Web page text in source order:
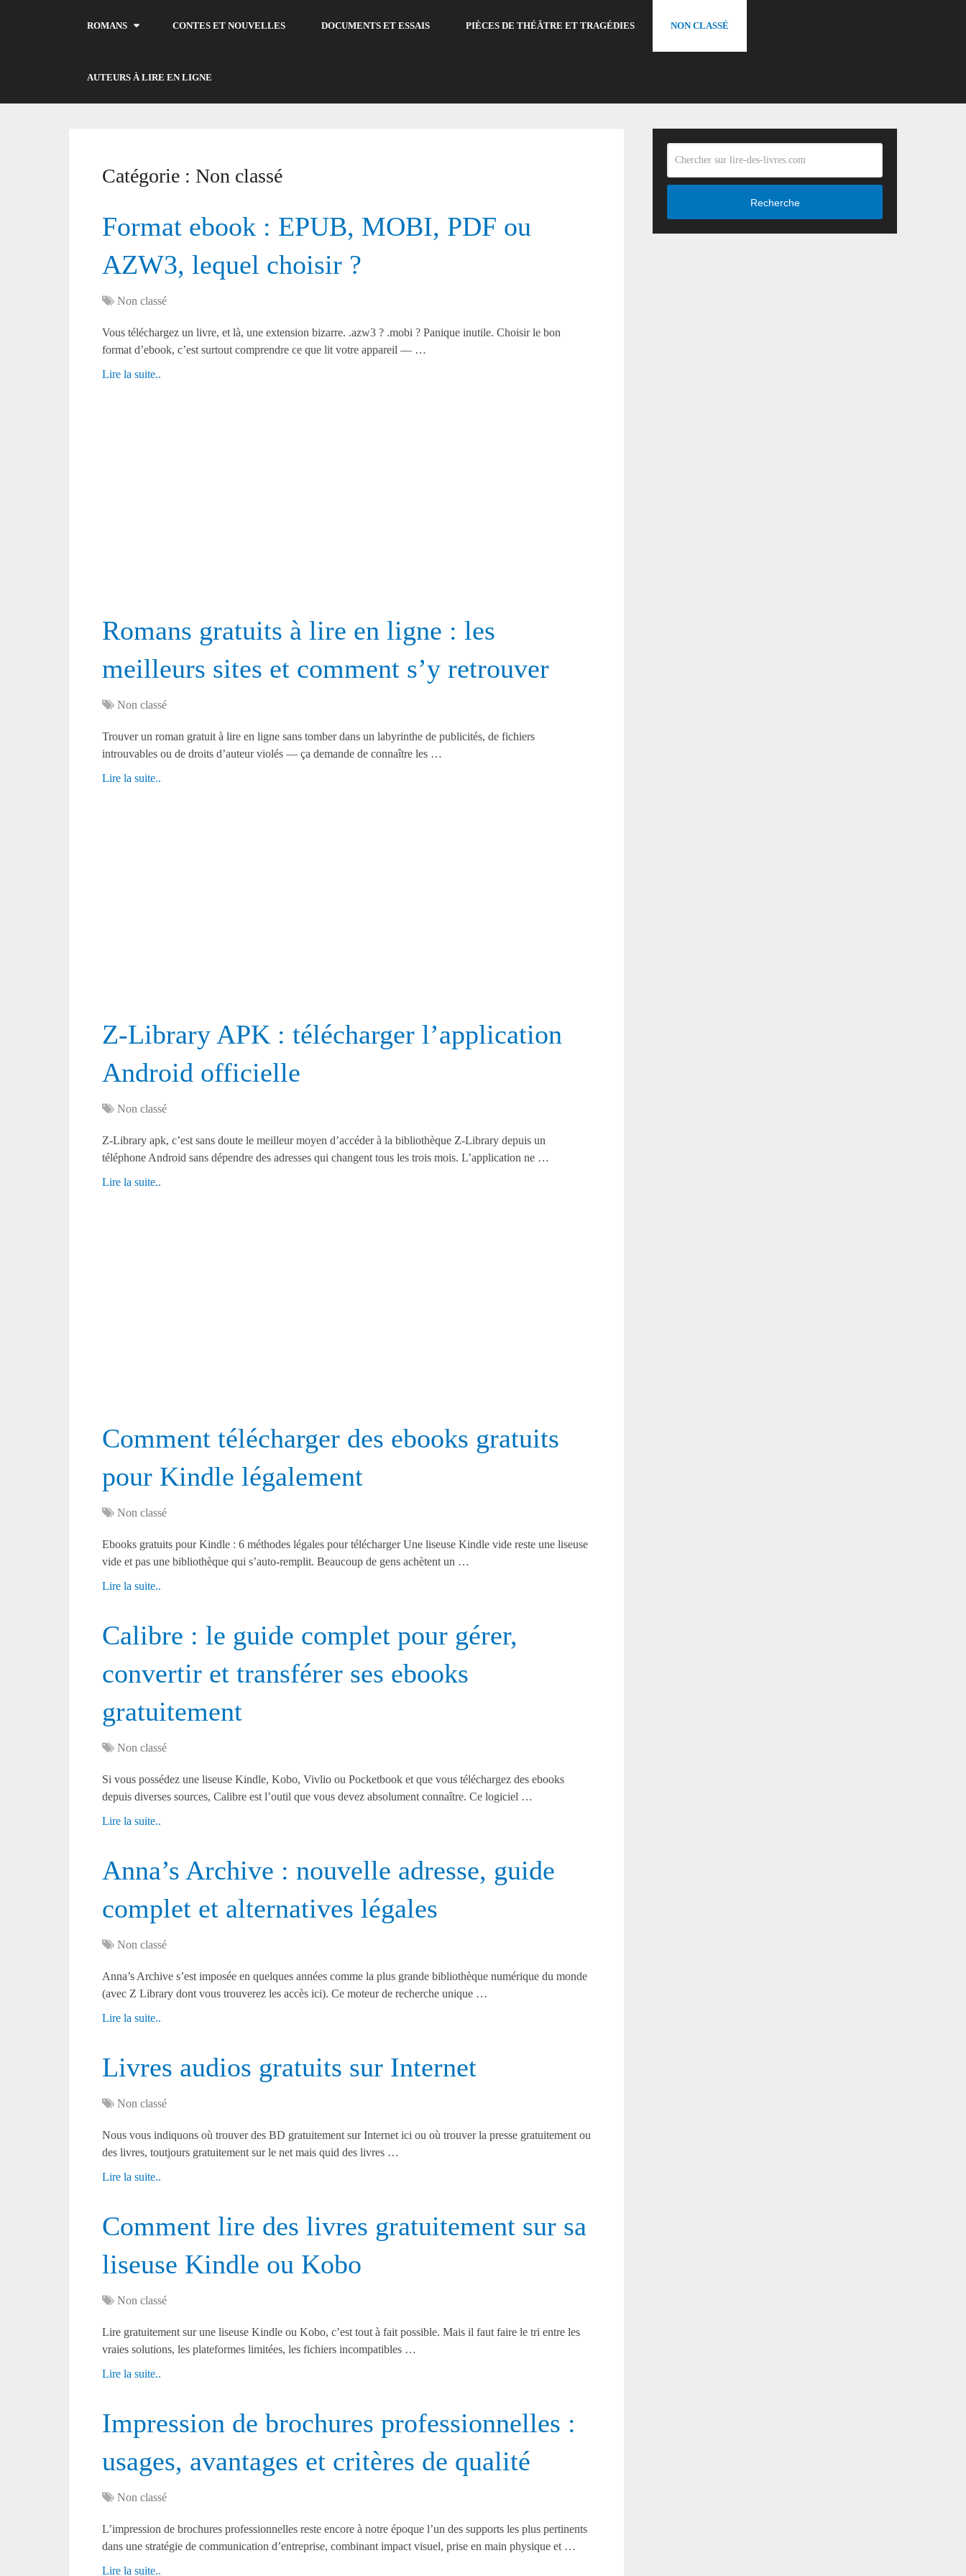
ROMANS CONTES ET NOUVELLES DOCUMENTS ET ESSAIS PIÈCES DE THÉÂTRE ET TRAGÉDIES NON CLASSÉ
AUTEURS À LIRE EN LIGNE
Catégorie : Non classé
Format ebook : EPUB, MOBI, PDF ou
AZW3, lequel choisir ?
Non classé
Vous téléchargez un livre, et là, une extension bizarre. .azw3 ? .mobi ? Panique inutile. Choisir le bon
format d’ebook, c’est surtout comprendre ce que lit votre appareil — …
Lire la suite..
Romans gratuits à lire en ligne : les
meilleurs sites et comment s’y retrouver
Non classé
Trouver un roman gratuit à lire en ligne sans tomber dans un labyrinthe de publicités, de fichiers
introuvables ou de droits d’auteur violés — ça demande de connaître les …
Lire la suite..
Z-Library APK : télécharger l’application
Android officielle
Non classé
Z-Library apk, c’est sans doute le meilleur moyen d’accéder à la bibliothèque Z-Library depuis un
téléphone Android sans dépendre des adresses qui changent tous les trois mois. L’application ne …
Lire la suite..
Comment télécharger des ebooks gratuits
pour Kindle légalement
Non classé
Ebooks gratuits pour Kindle : 6 méthodes légales pour télécharger Une liseuse Kindle vide reste une liseuse
vide et pas une bibliothèque qui s’auto-remplit. Beaucoup de gens achètent un …
Lire la suite..
Calibre : le guide complet pour gérer,
convertir et transférer ses ebooks
gratuitement
Non classé
Si vous possédez une liseuse Kindle, Kobo, Vivlio ou Pocketbook et que vous téléchargez des ebooks
depuis diverses sources, Calibre est l’outil que vous devez absolument connaître. Ce logiciel …
Lire la suite..
Anna’s Archive : nouvelle adresse, guide
complet et alternatives légales
Non classé
Anna’s Archive s’est imposée en quelques années comme la plus grande bibliothèque numérique du monde
(avec Z Library dont vous trouverez les accès ici). Ce moteur de recherche unique …
Lire la suite..
Livres audios gratuits sur Internet
Non classé
Nous vous indiquons où trouver des BD gratuitement sur Internet ici ou où trouver la presse gratuitement ou
des livres, toutjours gratuitement sur le net mais quid des livres …
Lire la suite..
Comment lire des livres gratuitement sur sa
liseuse Kindle ou Kobo
Non classé
Lire gratuitement sur une liseuse Kindle ou Kobo, c’est tout à fait possible. Mais il faut faire le tri entre les
vraies solutions, les plateformes limitées, les fichiers incompatibles …
Lire la suite..
Impression de brochures professionnelles :
usages, avantages et critères de qualité
Non classé
L’impression de brochures professionnelles reste encore à notre époque l’un des supports les plus pertinents
dans une stratégie de communication d’entreprise, combinant impact visuel, prise en main physique et …
Lire la suite..
Recherche